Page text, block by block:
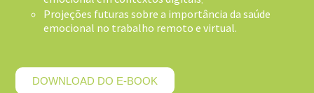
Projeções futuras sobre a importância da saúde
emocional no trabalho remoto e virtual.
DOWNLOAD DO E-BOOK